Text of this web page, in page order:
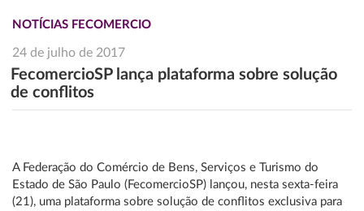
NOTÍCIAS FECOMERCIO
24 de julho de 2017
FecomercioSP lança plataforma sobre solução
de conflitos
A Federação do Comércio de Bens, Serviços e Turismo do
Estado de São Paulo (FecomercioSP) lançou, nesta sexta-feira
(21), uma plataforma sobre solução de conflitos exclusiva para